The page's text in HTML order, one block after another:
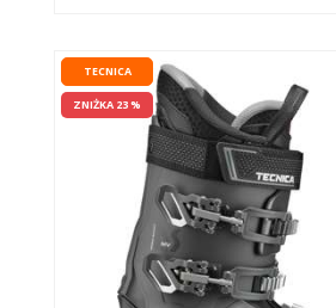
TECNICA
ZNIŻKA 23 %